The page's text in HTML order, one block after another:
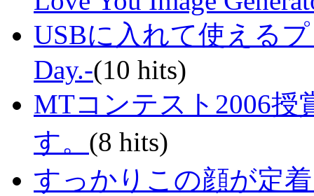
USBに入れて使える
Day.-(10 hits)
MTコンテスト2006授
す。 (8 hits)
すっかりこの顔が定